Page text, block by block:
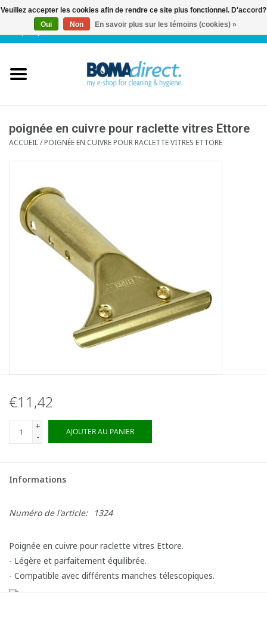
FR| 0 Articles
Service client
poignée en cuivre pour raclette vitres Ettore
ACCUEIL/POIGNÉE EN CUIVRE POUR RACLETTE VITRES ETTORE
€11,42
+
-
AJOUTER AU PANIER
Informations
Numéro de l'article: 1324
Poignée en cuivre pour raclette vitres Ettore.
- Légère et parfaitement équilibrée.
- Compatible avec différents manches télescopiques.
Veuillez accepter les cookies afin de rendre ce site plus fonctionnel. D'accord?
Oui
Non En savoir plus sur les témoins (cookies) »